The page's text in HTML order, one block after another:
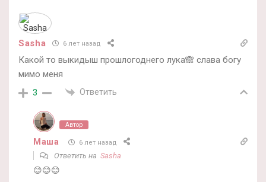
Sasha 6 лет назад
Какой то выкидыш прошлогоднего лука🙈 слава богу
мимо меня
3 Ответить
Автор
Маша 6 лет назад
Ответить на Sasha
😊😊😊